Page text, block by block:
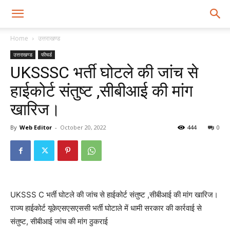
Home उत्तराखण्ड
उत्तराखण्ड फीचर्ड
UKSSSC भर्ती घोटले की जांच से
हाईकोर्ट संतुष्ट ,सीबीआई की मांग
खारिज।
By Web Editor - October 20, 2022 0
444
UKSSS C भर्ती घोटले की जांच से हाईकोर्ट संतुष्ट ,सीबीआई की मांग खारिज।
राज्य हाईकोर्ट यूकेएसएसएससी भर्ती घोटाले में धामी सरकार की कार्रवाई से
संतुष्ट, सीबीआई जांच की मांग ठुकराई